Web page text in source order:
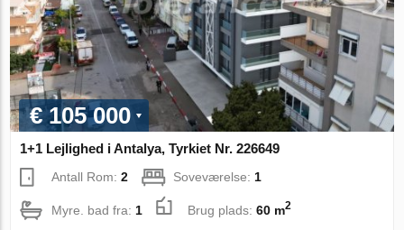
€ 105 000
1+1 Lejlighed i Antalya, Tyrkiet Nr. 226649
Antall Rom:2 Soveværelse: 1
Myre. bad fra: 1 Brug plads:60 m2